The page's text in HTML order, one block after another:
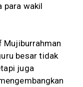
para wakil
Mujiburrahman
besar tidak
juga